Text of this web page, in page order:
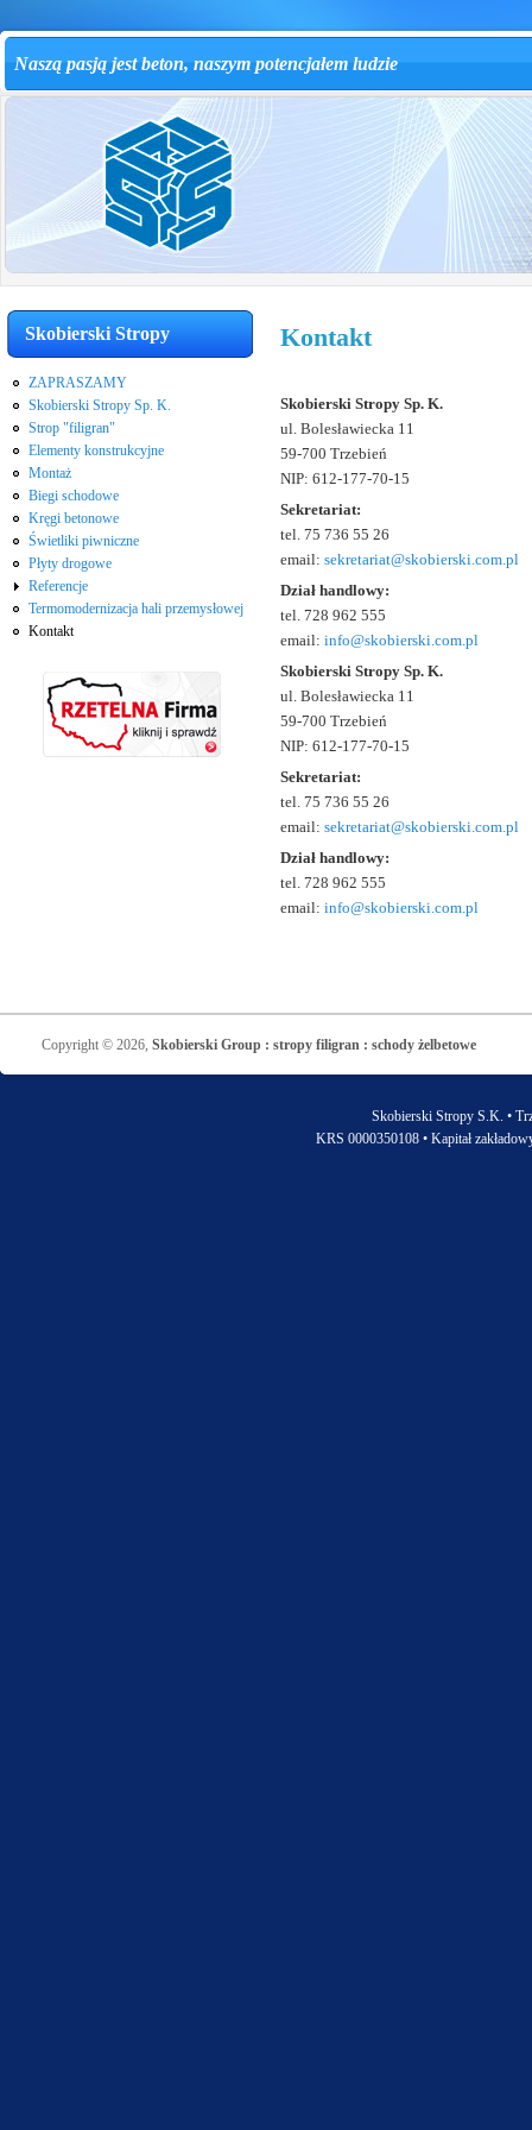
Naszą pasją jest beton, naszym potencjałem ludzie
Kontakt
Skobierski Stropy Sp. K.
ul. Bolesławiecka 11
59-700 Trzebień
NIP: 612-177-70-15
Sekretariat:
tel. 75 736 55 26
email: sekretariat@skobierski.com.pl
Dział handlowy:
tel. 728 962 555
email: info@skobierski.com.pl
Skobierski Stropy Sp. K.
ul. Bolesławiecka 11
59-700 Trzebień
NIP: 612-177-70-15
Sekretariat:
tel. 75 736 55 26
email: sekretariat@skobierski.com.pl
Dział handlowy:
tel. 728 962 555
email: info@skobierski.com.pl
Skobierski Stropy
ZAPRASZAMY
Skobierski Stropy Sp. K.
Strop "filigran"
Elementy konstrukcyjne
Montaż
Biegi schodowe
Kręgi betonowe
Świetliki piwniczne
Płyty drogowe
Referencje
Termomodernizacja hali przemysłowej
Kontakt
Copyright © 2026,Skobierski Group : stropy filigran : schody żelbetowe
Skobierski Stropy S.K. •
KRS 0000350108 • Kapitał